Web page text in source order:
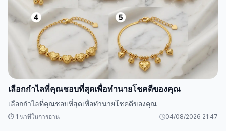
เลือกกำไลที่คุณชอบที่สุดเพื่อทำนายโชคดีของคุณ
เลือกกำไลที่คุณชอบที่สุดเพื่อทำนายโชคดีของคุณ
⏱️ 1 นาทีในการอ่าน 04/08/2026 21:47